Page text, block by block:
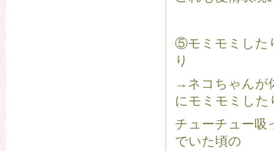
⑤モミモミした
→ネコちゃんが
にモミモミした
チューチュー吸
でいた頃の